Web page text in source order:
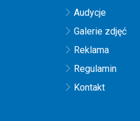
Audycje
Galerie zdjęć
Reklama
Regulamin
Kontakt